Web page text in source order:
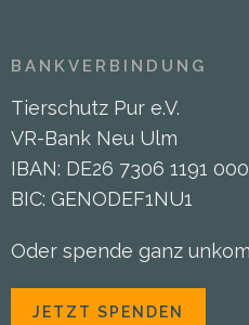
BANKVERBINDUNG
Tierschutz Pur e.V.
VR-Bank Neu Ulm
IBAN: DE26 7306 1191
BIC: GENODEF1NU1
Oder spende ganz
JETZT SPENDEN